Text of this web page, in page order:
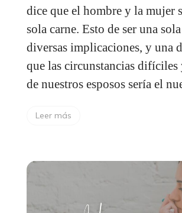
dice que el hombre y la mujer
sola carne. Esto de ser una
diversas implicaciones, y una
que las circunstancias
de nuestros esposos sería el
Leer más